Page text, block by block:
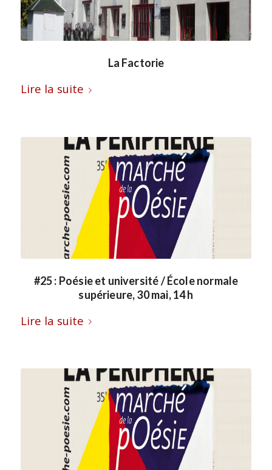
La Factorie
Lire la suite
#25 : Poésie et université / École normale
supérieure, 30 mai, 14 h
Lire la suite